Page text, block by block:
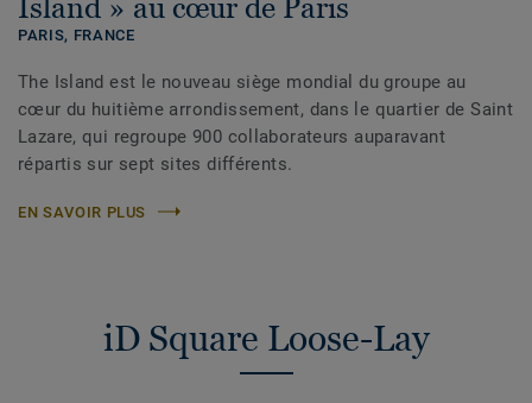
Island » au cœur de Paris
PARIS, FRANCE
The Island est le nouveau siège mondial du groupe au
cœur du huitième arrondissement, dans le quartier de Saint
Lazare, qui regroupe 900 collaborateurs auparavant
répartis sur sept sites différents.
EN SAVOIR PLUS
iD Square Loose-Lay